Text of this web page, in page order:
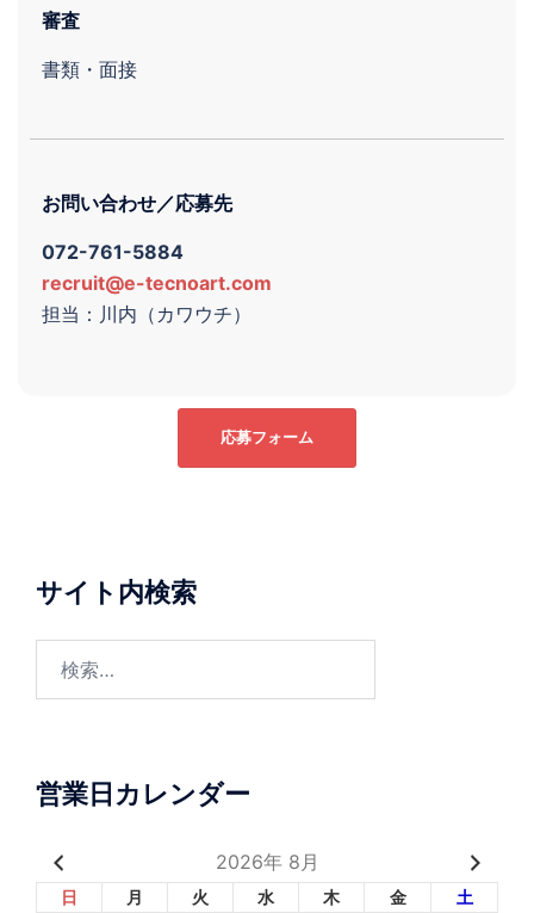
審査
書類・面接
お問い合わせ／応募先
072-761-5884
recruit@e-tecnoart.com
担当：川内（カワウチ）
応募フォーム
サイト内検索
営業日カレンダー
2026年 8月
日 月 火 水 木 金 土